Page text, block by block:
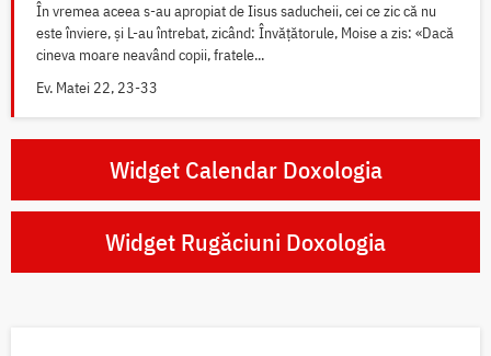
În vremea aceea s-au apropiat de Iisus saducheii, cei ce zic că nu
este înviere, și L-au întrebat, zicând: Învățătorule, Moise a zis: «Dacă
cineva moare neavând copii, fratele...
Ev. Matei 22, 23-33
Widget Calendar Doxologia
Widget Rugăciuni Doxologia